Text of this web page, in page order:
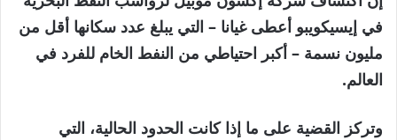
في إيسيكويبو أعطى غيانا – التي يبلغ عدد سكانها أقل من
مليون نسمة – أكبر احتياطي من النفط الخام للفرد في
العالم.
وتركز القضية على ما إذا كانت الحدود الحالية، التي